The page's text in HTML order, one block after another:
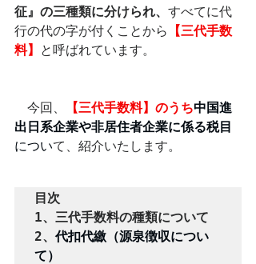
征』の三種類に分けられ、 すべてに代
行の代の字が付くことから
【三代手数
料】
と呼ばれています。
今回、 【三代手数料】のうち中国進
出日系企業や非居住者企業に係る税目
について、紹介いたします。
目次
1、三代手数料の種類について
2、 代扣代繳（源泉徴収につい
て）